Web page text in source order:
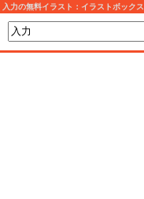
入力の無料イラスト：イラストボックス